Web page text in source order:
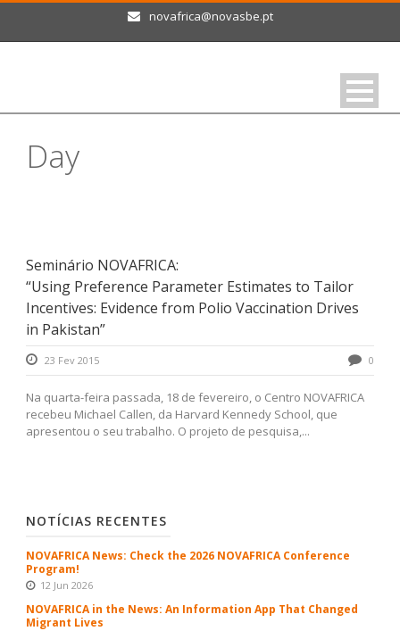
novafrica@novasbe.pt
Day
Seminário NOVAFRICA:
“Using Preference Parameter Estimates to Tailor
Incentives: Evidence from Polio Vaccination Drives
in Pakistan”
23 Fev 2015 0
Na quarta-feira passada, 18 de fevereiro, o Centro NOVAFRICA
recebeu Michael Callen, da Harvard Kennedy School, que
apresentou o seu trabalho. O projeto de pesquisa,...
NOTÍCIAS RECENTES
NOVAFRICA News: Check the 2026 NOVAFRICA Conference
Program!
12 Jun 2026
NOVAFRICA in the News: An Information App That Changed
Migrant Lives